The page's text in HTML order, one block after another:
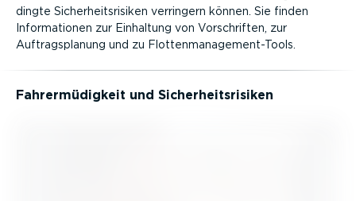
dingte Sicher­heits­ri­siken verringern können. Sie finden
Infor­ma­tionen zur Einhaltung von Vorschriften, zur
Auftrags­planung und zu Flotten­management-Tools.
Fahrer­mü­digkeit und Sicher­heits­ri­siken